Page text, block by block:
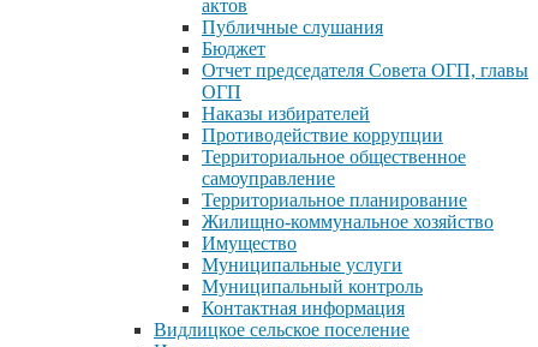
актов
Публичные слушания
Бюджет
Отчет председателя Совета ОГП, главы
ОГП
Наказы избирателей
Противодействие коррупции
Территориальное общественное
самоуправление
Территориальное планирование
Жилищно-коммунальное хозяйство
Имущество
Муниципальные услуги
Муниципальный контроль
Контактная информация
Видлицкое сельское поселение